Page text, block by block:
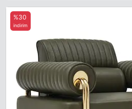
%30
indirim